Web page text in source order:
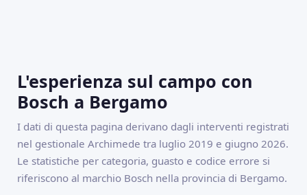
L'esperienza sul campo con
Bosch a Bergamo
I dati di questa pagina derivano dagli interventi registrati
nel gestionale Archimede tra luglio 2019 e giugno 2026.
Le statistiche per categoria, guasto e codice errore si
riferiscono al marchio Bosch nella provincia di Bergamo.